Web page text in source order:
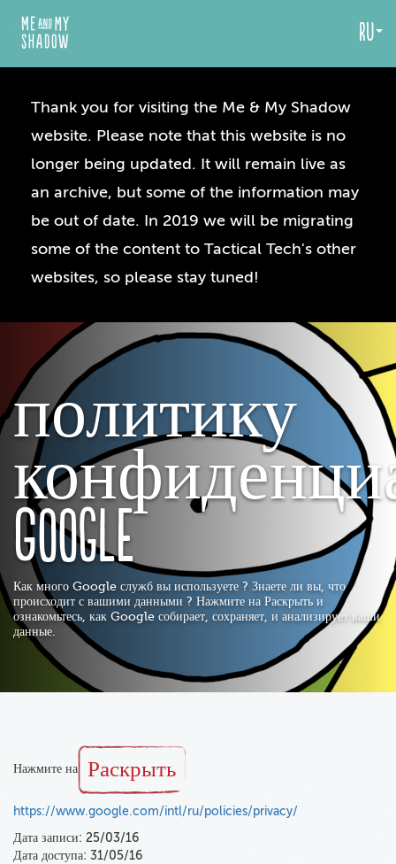
Thank you for visiting the Me & My Shadow
website. Please note that this website is no
longer being updated. It will remain live as
an archive, but some of the information may
be out of date. In 2019 we will be migrating
some of the content to Tactical Tech's other
websites, so please stay tuned!
ru
политику
Google
Как много Google служб вы используете ? Знаете ли вы, что
происходит с вашими данными ? Нажмите на Раскрыть и
ознакомьтесь, как Google собирает, сохраняет, и анализирует ваши
данные.
Нажмите на Раскрыть
https://www.google.com/intl/ru/policies/privacy/
Дата записи: 25/03/16
Дата доступа: 31/05/16